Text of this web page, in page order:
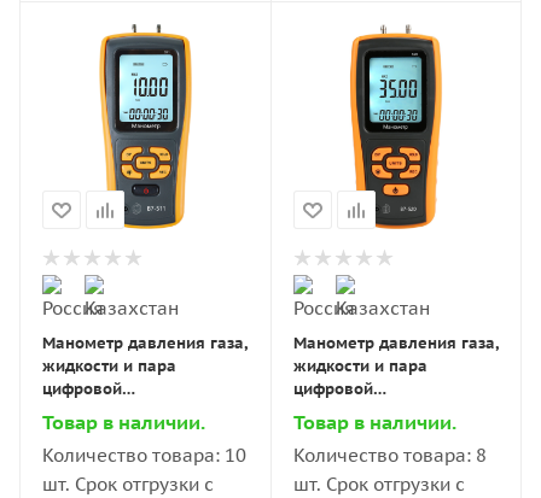
Манометр давления газа,
жидкости и пара
цифровой
дифференциальный В7-
511 ±10 кПа
Товар в наличии.
Количество товара: 10
шт. Срок отгрузки с
Манометр давления газа,
жидкости и пара
цифровой
дифференциальный В7-
520 ±35 кПа
Товар в наличии.
Количество товара: 8
шт. Срок отгрузки с